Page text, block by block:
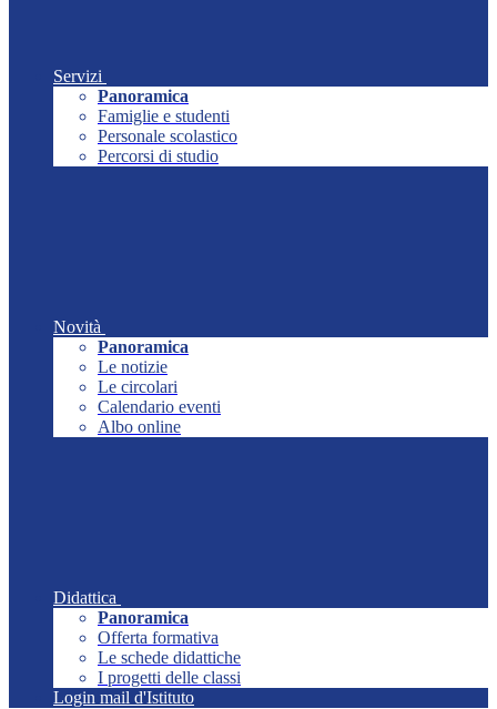
Servizi
Panoramica
Famiglie e studenti
Personale scolastico
Percorsi di studio
Novità
Panoramica
Le notizie
Le circolari
Calendario eventi
Albo online
Didattica
Panoramica
Offerta formativa
Le schede didattiche
I progetti delle classi
Login mail d'Istituto